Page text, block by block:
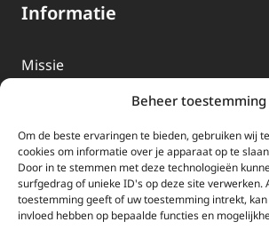
Beheer toestemming
Om de beste ervaringen te bieden, gebruiken wij
cookies om informatie over je apparaat op te
Door in te stemmen met deze technologieën
surfgedrag of unieke ID's op deze site verwerken.
toestemming geeft of uw toestemming intrekt,
invloed hebben op bepaalde functies en
Informatie
Missie
EWTN-Team
Organisatiegegevens
Doneren